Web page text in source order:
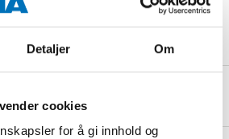
Detaljer Om
cookies
for å gi innhold og